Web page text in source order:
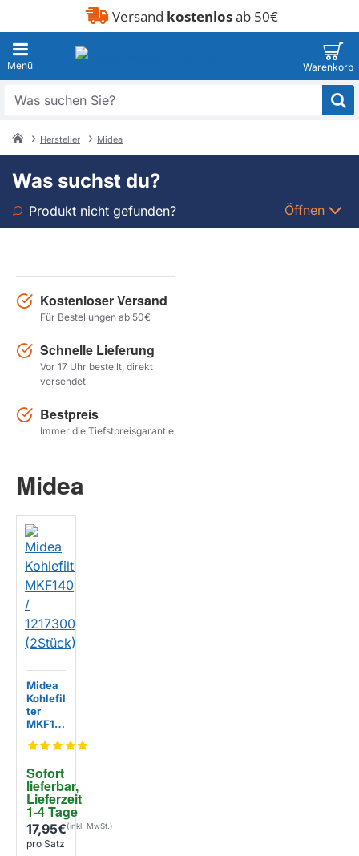
Versand kostenlosab 50€
Was
Sie?
Hersteller Midea
Was suchst du?
Produkt nicht gefunden? Öffnen
PRODUKTE ANZEIGEN
Kostenloser Versand
Für Bestellungen ab 50€
Schnelle Lieferung
Vor 17 Uhr bestellt, direkt
versendet
Bestpreis
Immer die Tiefstpreisgarantie
Midea
Sofort
lieferbar,
Lieferzeit
1-4 Tage
Midea
Kohlefil
ter
MKF14
121730
200
(2Stüc
k)
17,95€
pro Satz